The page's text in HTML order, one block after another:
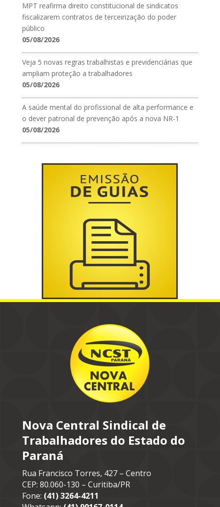
MPT reafirma direito constitucional de sindicatos
fiscalizarem contratos de terceirização do poder
público
05/08/2026
Veja 5 novas regras trabalhistas e previdenciárias que
ampliam proteção a trabalhadores
05/08/2026
A saúde mental do profissional de alta performance e
o dever patronal de prevenção após a nova NR-1
05/08/2026
Nova Central Sindical de
Trabalhadores do Estado do
Paraná
Rua Francisco Torres, 427 – Centro
CEP: 80.060-130 – Curitiba/PR
Fone: (41) 3264-4211